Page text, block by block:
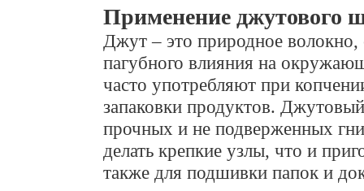
Применение джутового
Джут – это природное волокно,
пагубного влияния на
часто употребляют при
запаковки продуктов.
прочных и не подверженных
делать крепкие узлы, что и
также для подшивки папок и